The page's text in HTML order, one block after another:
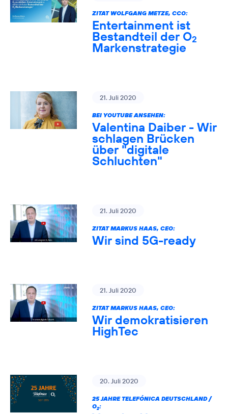
ZITAT WOLFGANG METZE, CCO:
Entertainment ist
Bestandteil der O2
Markenstrategie
21. Juli 2020
BEI YOUTUBE ANSEHEN:
Valentina Daiber - Wir
schlagen Brücken
über "digitale
Schluchten"
21. Juli 2020
ZITAT MARKUS HAAS, CEO:
Wir sind 5G-ready
21. Juli 2020
ZITAT MARKUS HAAS, CEO:
Wir demokratisieren
HighTec
20. Juli 2020
25 JAHRE TELEFÓNICA DEUTSCHLAND /
O2: